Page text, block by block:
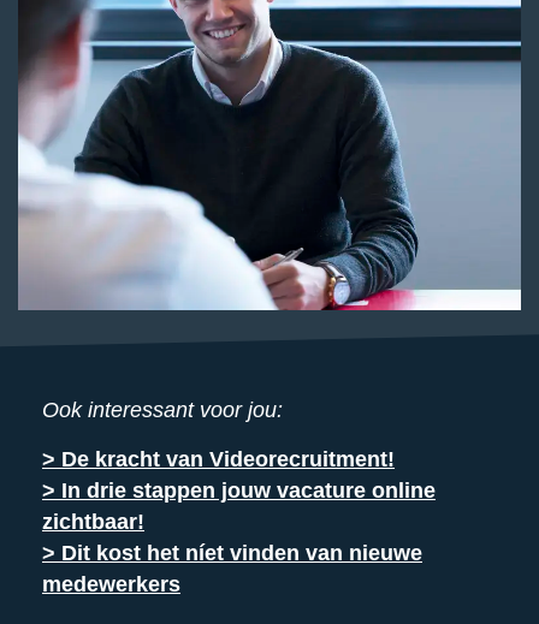
Ook interessant voor jou:
> De kracht van Videorecruitment!
> In drie stappen jouw vacature online
zichtbaar!
> Dit kost het níet vinden van nieuwe
medewerkers